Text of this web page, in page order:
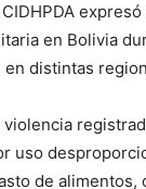
en Bolivia
distintas
uso
de